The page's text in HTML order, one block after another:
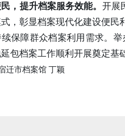
，提升档案服务效能。 开展
，彰显档案现代化建设便民
保障群众档案利用需求。
包档案工作顺利开展奠定基
迁市档案馆 丁颖